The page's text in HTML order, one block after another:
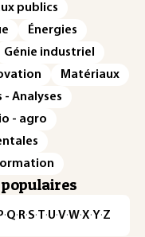
publics
Énergies
Génie industriel
Matériaux
- Analyses
- agro
P·Q· R·S·T·U·V·W·X·Y·Z